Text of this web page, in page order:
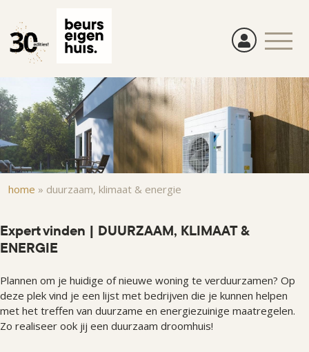
naar
de
gaan
Kruimelpad
home » duurzaam, klimaat & energie
Expert vinden | DUURZAAM, KLIMAAT &
ENERGIE
Plannen om je huidige of nieuwe woning te verduurzamen? Op
deze plek vind je een lijst met bedrijven die je kunnen helpen
met het treffen van duurzame en energiezuinige maatregelen.
Zo realiseer ook jij een duurzaam droomhuis!